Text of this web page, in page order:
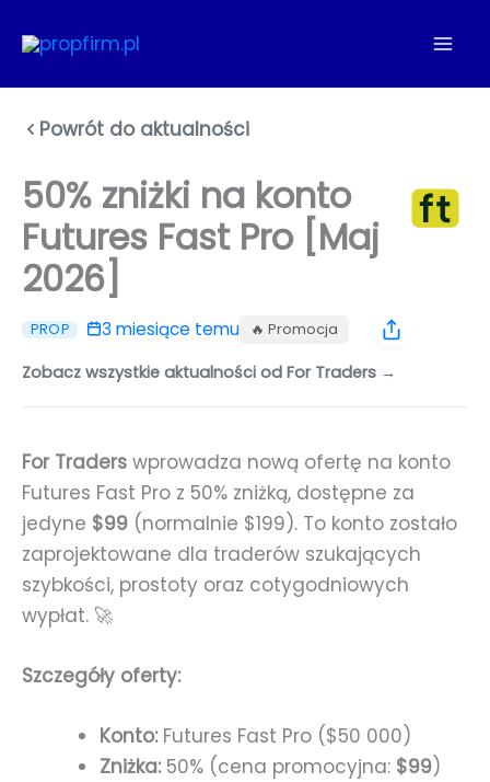
do
Powrót do aktualności
50% zniżki na konto
Futures Fast Pro [Maj
2026]
PROP 3 miesiące temu 🔥 Promocja
Zobacz wszystkie aktualności od For Traders →
For Traders wprowadza nową ofertę na konto
Futures Fast Pro z 50% zniżką, dostępne za
jedyne $99 (normalnie $199). To konto zostało
zaprojektowane dla traderów szukających
szybkości, prostoty oraz cotygodniowych
wypłat. 🚀
Szczegóły oferty:
Konto:Futures Fast Pro ($50 000)
Zniżka:50% (cena promocyjna: $99)